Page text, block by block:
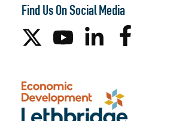
Find Us On Social Media